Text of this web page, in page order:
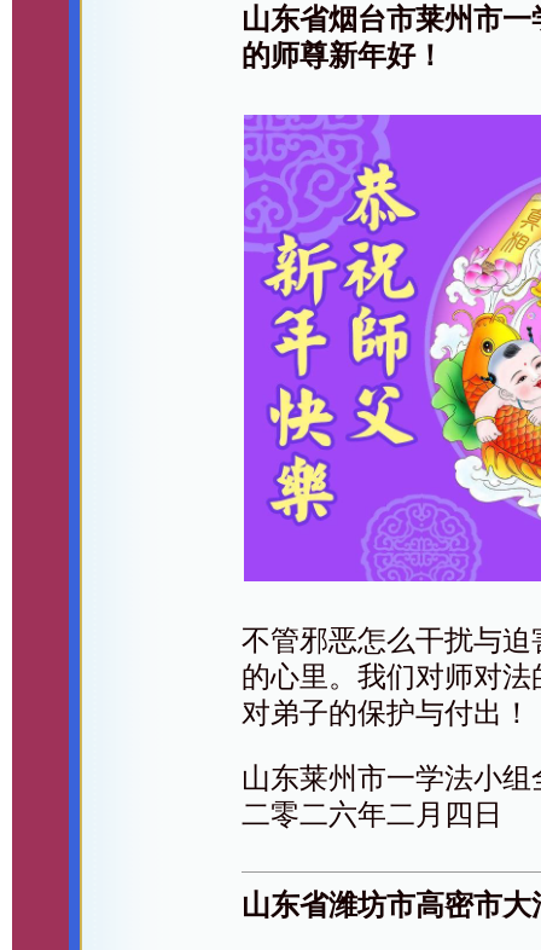
山东省烟台市莱州市
的师尊新年好！
不管邪恶怎么干扰与
的心里。我们对师对
对弟子的保护与付出！
山东莱州市一学法小
二零二六年二月四日
山东省潍坊市高密市